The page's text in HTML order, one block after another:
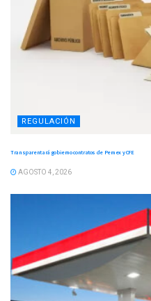
REGULACIÓN
Transparentará gobierno contratos de Pemex y CFE
AGOSTO 4, 2026